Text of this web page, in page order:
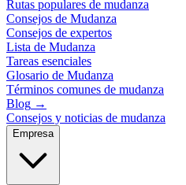
Rutas populares de mudanza
Consejos de Mudanza
Consejos de expertos
Lista de Mudanza
Tareas esenciales
Glosario de Mudanza
Términos comunes de mudanza
Blog →
Consejos y noticias de mudanza
Empresa